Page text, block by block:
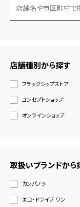
店舗種別から探す
フラッグシップストア
コンセプトショップ
オンラインショップ
取扱いブランドから
カンパノラ
エコ・ドライブ ワン